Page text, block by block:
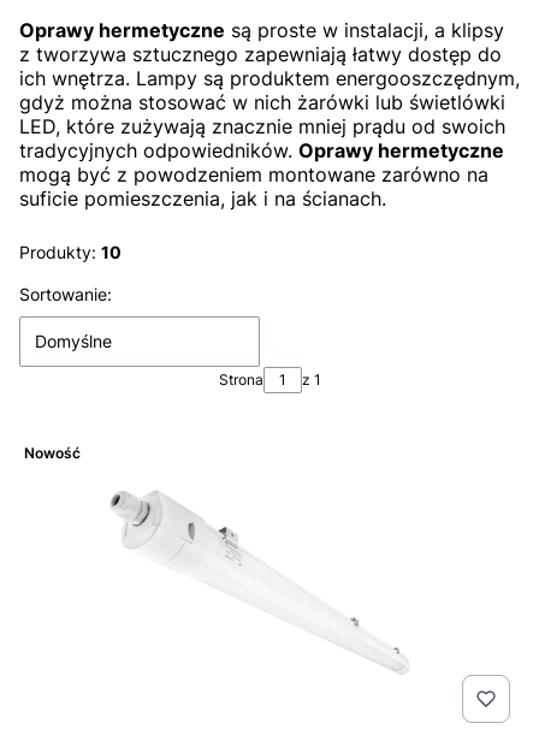
Oprawy hermetyczne są proste w instalacji, a klipsy
z tworzywa sztucznego zapewniają łatwy dostęp do
ich wnętrza. Lampy są produktem energooszczędnym,
gdyż można stosować w nich żarówki lub świetlówki
LED, które zużywają znacznie mniej prądu od swoich
tradycyjnych odpowiedników. Oprawy hermetyczne
mogą być z powodzeniem montowane zarówno na
suficie pomieszczenia, jak i na ścianach.
Produkty: 10
Lista produktów
Sortowanie:
Domyślne
Strona z 1
Nowość